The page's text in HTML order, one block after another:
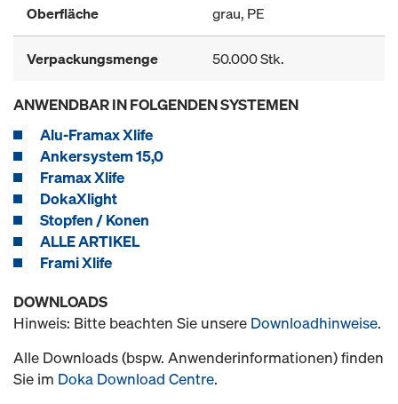
Oberfläche grau, PE
Verpackungsmenge 50.000 Stk.
ANWENDBAR IN FOLGENDEN SYSTEMEN
Alu-Framax Xlife
Ankersystem 15,0
Framax Xlife
DokaXlight
Stopfen / Konen
ALLE ARTIKEL
Frami Xlife
DOWNLOADS
Hinweis: Bitte beachten Sie unsere Downloadhinweise.
Alle Downloads (bspw. Anwenderinformationen) finden
Sie im Doka Download Centre.